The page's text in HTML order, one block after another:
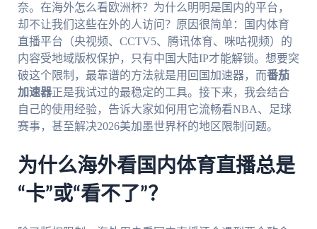
奈。在海外怎么看欧洲杯？为什么明明是国内的平台，
却不让我们这些在外的人访问？原因很简单：国内体育
直播平台（央视频、CCTV5、腾讯体育、咪咕视频）的
内容受地域版权保护，只有中国大陆IP才能解锁。想要突
破这个限制，最靠谱的方法就是用回国加速器，而番茄
加速器正是我试过的最稳定的工具。接下来，我会结合
自己的使用经验，告诉大家如何用它流畅看NBA、足球
赛事，甚至解决2026美加墨世界杯的地区限制问题。
为什么海外看国内体育直播总是
“卡”或“看不了”？